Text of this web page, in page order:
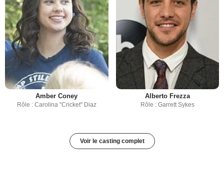
Amber Coney
Rôle : Carolina "Cricket" Diaz
Alberto Frezza
Rôle : Garrett Sykes
Voir le casting complet